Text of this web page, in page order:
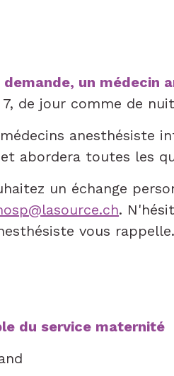
demande, un médecin
de jour comme de
anesthésiste
et abordera toutes les
un échange
.
vous rappelle.
du service maternité